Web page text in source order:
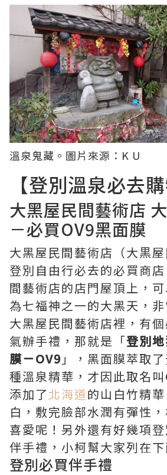
溫泉鬼藏。圖片來源： K U
【登別溫泉必去購
大黑屋民間藝術店
－必買OV9黑面膜
大黑屋民間藝術店（大黒
登別自由行必去的必買商
間藝術店的店門屋頂上，
為七福神之一的大黑天，
大黑屋民間藝術店裡，有
氣辦手禮，那就是「登別
膜－OV9 」，黑面膜萃取
種溫泉精華，才因此取名
添加了北海道的山白竹精
白，敷完臉部水潤有彈性
喜愛呢！另外還有好幾項
伴手禮，小柯幫大家列在下
登別必買伴手禮